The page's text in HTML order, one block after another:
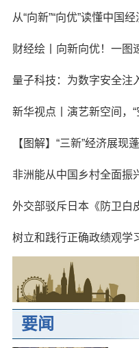
从“向新”“向优”读懂中国
财经绘丨向新向优！一图
量子科技：为数字安全注
新华视点丨演艺新空间，“
【图解】“三新”经济展现
非洲能从中国乡村全面振
外交部驳斥日本《防卫白
树立和践行正确政绩观学
要闻